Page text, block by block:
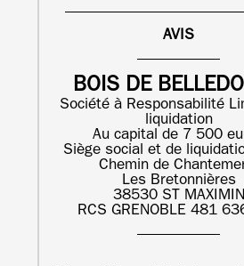
AVIS
BOIS DE
Société à Responsabilité
liquidation
Au capital de 7 500
Siège social et de
Chemin de
Les Bretonnières
38530 ST MAXIMIN
RCS GRENOBLE 481